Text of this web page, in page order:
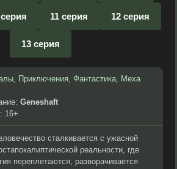
11 серия 12 серия
13 серия
, Приключения, Фантастика, Меха
Geneshaft
16+
сталкивается с ужасной
реальности, где
переплетаются, разворачивается